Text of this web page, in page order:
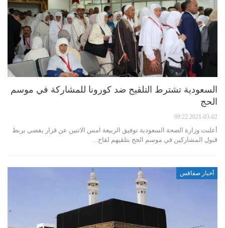
السعودية تشترط التلقيح ضد كورونا للمشاركة في موسم
الحج
2021-03-02 09:22
أعلنت وزارة الصحة السعودية توفيق الربيعة امس الاثنين عن قرار يقضي بربط
قبول المشاركين في موسم الحج بتلقيهم لقاح…
أخبار صفاقس